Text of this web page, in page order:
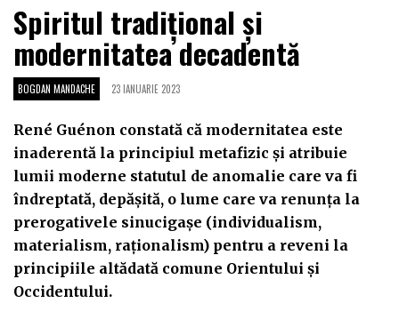
Spiritul tradițional și
modernitatea decadentă
BOGDAN MANDACHE 23 IANUARIE 2023
René Guénon constată că modernitatea este
inaderentă la principiul metafizic și atribuie
lumii moderne statutul de anomalie care va fi
îndreptată, depășită, o lume care va renunța la
prerogativele sinucigașe (individualism,
materialism, raționalism) pentru a reveni la
principiile altădată comune Orientului și
Occidentului.